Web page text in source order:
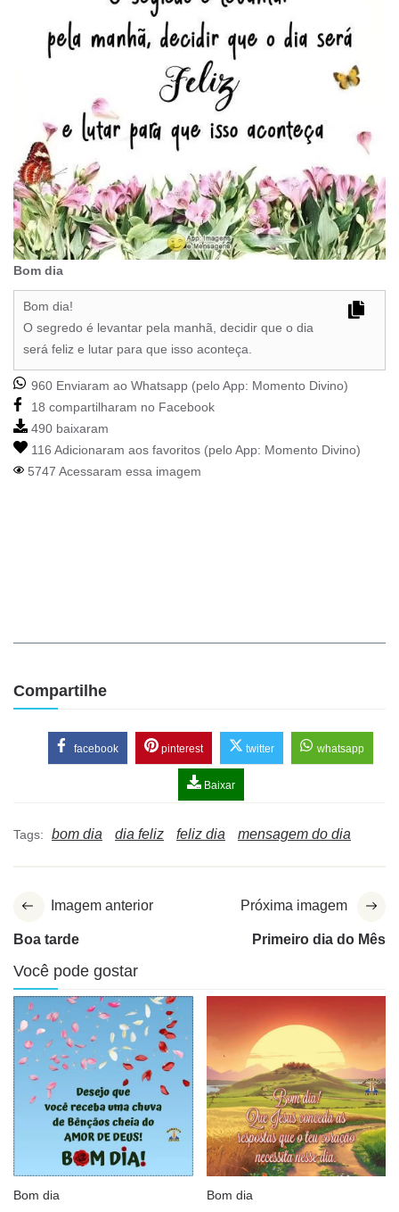
Bom dia
Bom dia!
O segredo é levantar pela manhã, decidir que o dia
será feliz e lutar para que isso aconteça.
960 Enviaram ao Whatsapp (pelo App: Momento Divino)
18 compartilharam no Facebook
490 baixaram
116 Adicionaram aos favoritos (pelo App: Momento Divino)
5747 Acessaram essa imagem
Compartilhe
facebook pinterest twitter whatsapp
Baixar
Tags: bom dia dia feliz feliz dia mensagem do dia
Imagem anterior
Boa tarde
Próxima imagem
Primeiro dia do Mês
Você pode gostar
Bom dia Bom dia